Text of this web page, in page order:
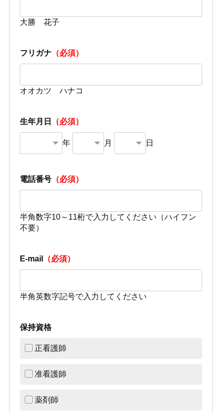
大勝 花子
フリガナ （必須）
オオカツ ハナコ
生年月日 （必須）
年 月 日
電話番号 （必須）
半角数字10～11桁で入力してください（ハイフン
不要）
E-mail （必須）
半角英数字記号で入力してください
保持資格
正看護師
准看護師
薬剤師